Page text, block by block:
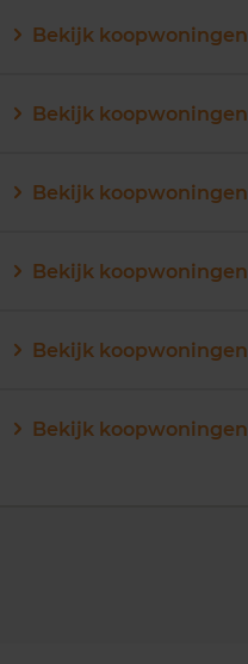
Bekijk koopwoningen
Bekijk koopwoningen
Bekijk koopwoningen
Bekijk koopwoningen
Bekijk koopwoningen
Bekijk koopwoningen